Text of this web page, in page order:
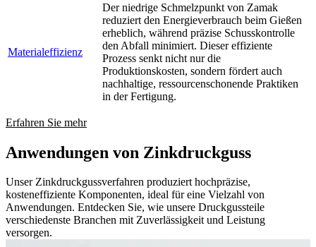
Materialeffizienz
Der niedrige Schmelzpunkt von Zamak
reduziert den Energieverbrauch beim Gießen
erheblich, während präzise Schusskontrolle
den Abfall minimiert. Dieser effiziente
Prozess senkt nicht nur die
Produktionskosten, sondern fördert auch
nachhaltige, ressourcenschonende Praktiken
in der Fertigung.
Erfahren Sie mehr
Anwendungen von Zinkdruckguss
Unser Zinkdruckgussverfahren produziert hochpräzise,
kosteneffiziente Komponenten, ideal für eine Vielzahl von
Anwendungen. Entdecken Sie, wie unsere Druckgussteile
verschiedenste Branchen mit Zuverlässigkeit und Leistung
versorgen.